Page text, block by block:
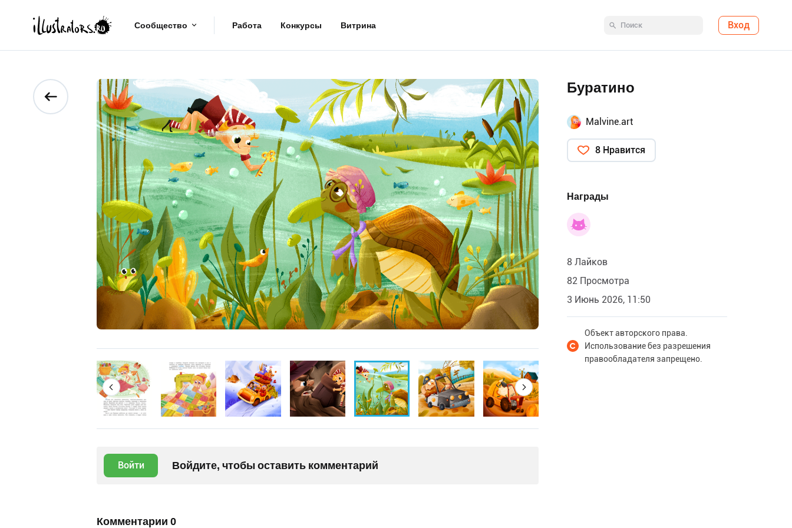
Сообщество Работа Конкурсы Витрина Вход
Войти Войдите, чтобы оставить комментарий
Комментарии 0
Буратино
Malvine.art
8 Нравится
Награды
8 Лайков
82 Просмотра
3 Июнь 2026, 11:50
Объект авторского права.
Использование без разрешения
правообладателя запрещено.